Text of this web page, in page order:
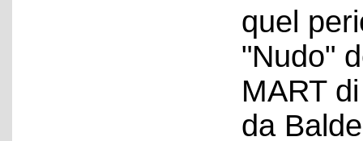
quel
"Nudo"
MART
da